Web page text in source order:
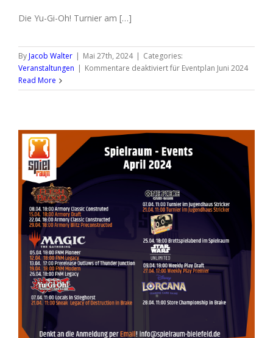
Die Yu-Gi-Oh! Turnier am […]
ByJacob Walter | Mai 27th, 2024 | Categories:
Veranstaltungen | Kommentare deaktiviertfür Eventplan Juni 2024
Read More